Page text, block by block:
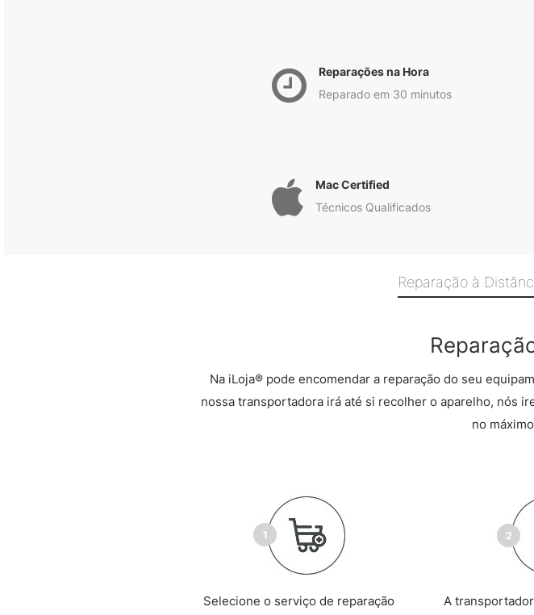
Reparações na Hora
Reparado em 30 minutos
Mac Certified
Técnicos Qualificados
Reparação à
Na iLoja® pode encomendar a reparação do seu
nossa transportadora irá até si recolher o aparelho, nós
no
Selecione o serviço de reparação
A